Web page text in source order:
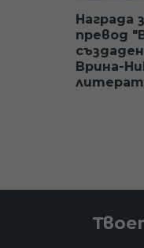
Награда
превод
Врина-